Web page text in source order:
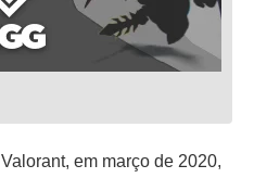
em março de 2020,